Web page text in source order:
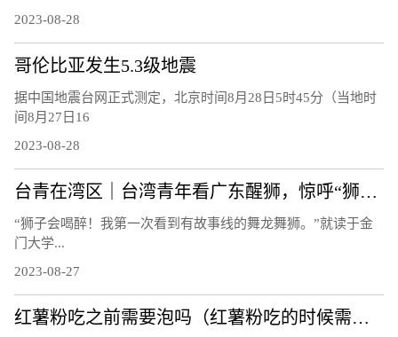
2023-08-28
哥伦比亚发生5.3级地震
据中国地震台网正式测定，北京时间8月28日5时45分（当地时
间8月27日16
2023-08-28
台青在湾区｜台湾青年看广东醒狮，惊呼“狮子会喝醉！”
“狮子会喝醉！我第一次看到有故事线的舞龙舞狮。”就读于金
门大学...
2023-08-27
红薯粉吃之前需要泡吗（红薯粉吃的时候需要泡吗）